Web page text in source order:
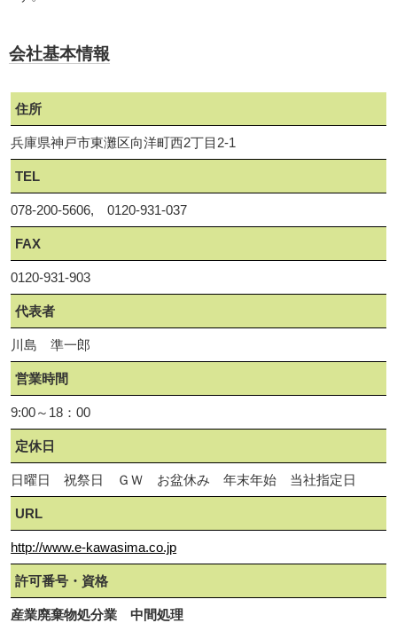
会社基本情報
住所
兵庫県神戸市東灘区向洋町西2丁目2-1
TEL
078-200-5606, 0120-931-037
FAX
0120-931-903
代表者
川島 準一郎
営業時間
9:00～18：00
定休日
日曜日 祝祭日 ＧＷ お盆休み 年末年始 当社指定日
URL
http://www.e-kawasima.co.jp
許可番号・資格
産業廃棄物処分業 中間処理